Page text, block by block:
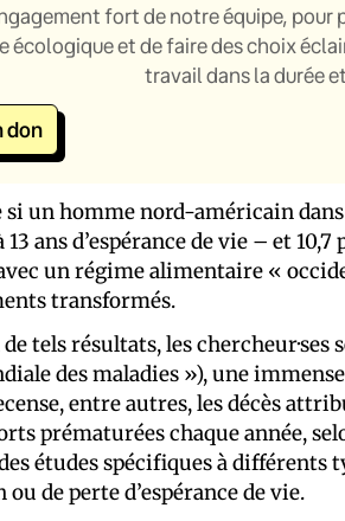
fort de notre équipe,
écologique et de faire des choix
travail dans la durée
don
si un homme nord-américain
13 ans d’espérance de vie – et
un régime alimentaire «
transformés.
tels résultats, les chercheur·ses
des maladies »), une
entre autres, les décès
prématurées chaque année,
études spécifiques à
de perte d’espérance de vie.